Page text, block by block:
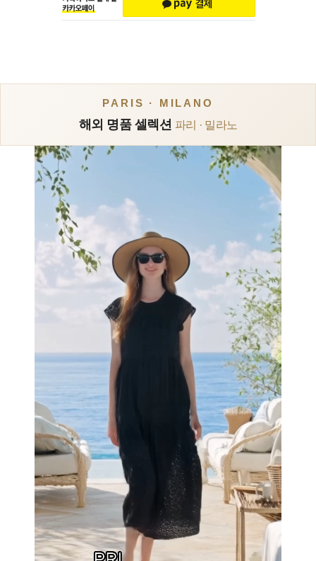
PARIS · MILANO
해외 명품 셀렉션 파리 · 밀라노